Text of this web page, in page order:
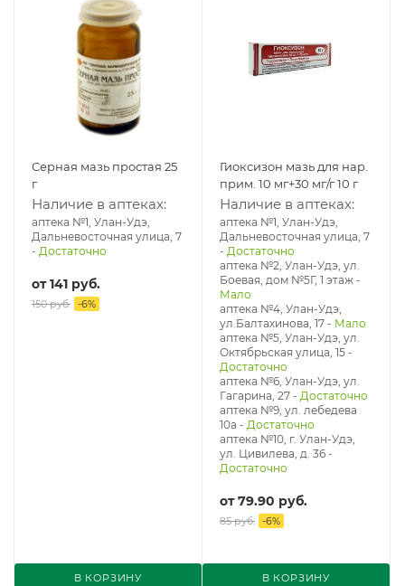
Серная мазь простая 25
г
Наличие в аптеках:
аптека №1, Улан-Удэ,
Дальневосточная улица, 7
- Достаточно
от141 руб.
150 руб. -6%
В КОРЗИНУ
Гиоксизон мазь для нар.
прим. 10 мг+30 мг/г 10 г
Наличие в аптеках:
аптека №1, Улан-Удэ,
Дальневосточная улица, 7
- Достаточно
аптека №2, Улан-Удэ, ул.
Боевая, дом №5Г, 1 этаж -
Мало
аптека №4, Улан-Удэ,
ул.Балтахинова, 17 - Мало
аптека №5, Улан-Удэ, ул. ​
Октябрьская улица, 15 -
Достаточно
аптека №6, Улан-Удэ, ул.
Гагарина, 27 - Достаточно
аптека №9, ул. лебедева
10а - Достаточно
аптека №10, г. Улан-Удэ,
ул. Цивилева, д. 36 -
Достаточно
от79.90 руб.
85 руб. -6%
В КОРЗИНУ